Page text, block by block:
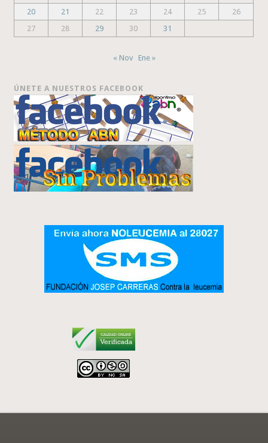
20
21 22 23 24 25
26
27
28 29 30 31
« Nov Ene »
ÚNETE A NUESTROS FACEBOOK